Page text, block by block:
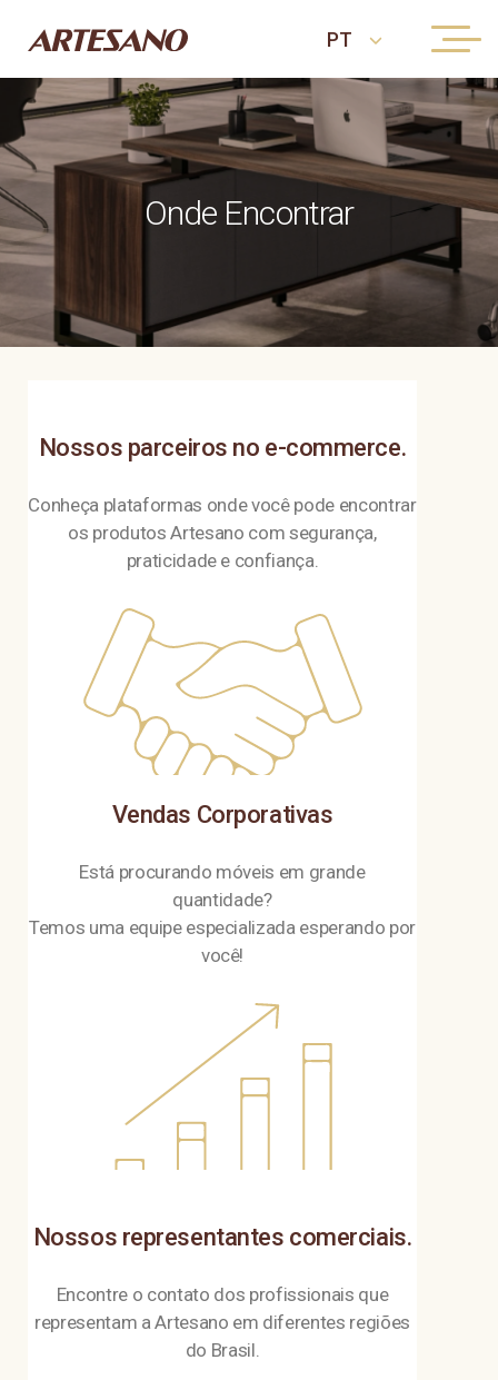
Onde Encontrar
Nossos parceiros no e-commerce.
Conheça plataformas onde você pode encontrar
os produtos Artesano com segurança,
praticidade e confiança.
Vendas Corporativas
Está procurando móveis em grande
quantidade?
Temos uma equipe especializada esperando por
você!
Nossos representantes comerciais.
Encontre o contato dos profissionais que
representam a Artesano em diferentes regiões
do Brasil.